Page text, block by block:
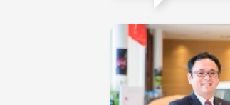
人財開発チーム 玉置 知子
Email：t-tamaki@netz-w.co.jp
TEL：073-431-8321